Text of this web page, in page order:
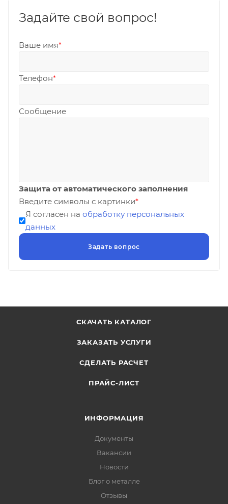
Задайте свой вопрос!
Ваше имя*
Телефон*
Сообщение
Защита от автоматического заполнения
Введите символы с картинки*
Я согласен на обработку персональных
данных
СКАЧАТЬ КАТАЛОГ
ЗАКАЗАТЬ УСЛУГИ
СДЕЛАТЬ РАСЧЕТ
ПРАЙС-ЛИСТ
ИНФОРМАЦИЯ
Документы
Вакансии
Новости
Блог о металле
Отзывы